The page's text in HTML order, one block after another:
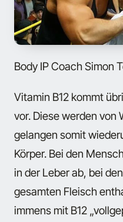
Body IP Coach Simon
Vitamin B12 kommt
vor. Diese werden von
gelangen somit
Körper. Bei den
in der Leber ab, bei
gesamten Fleisch
immens mit B12